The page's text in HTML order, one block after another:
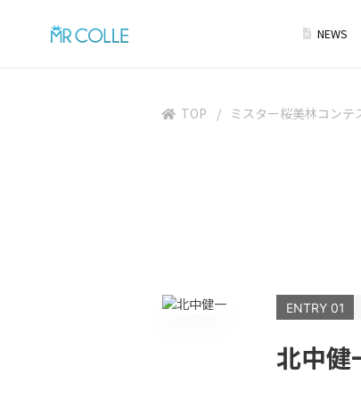
NEWS
TOP ミスター桜美林コンテ
ENTRY 01
北中健